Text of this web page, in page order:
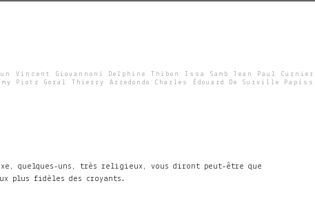
Vincent Giovannoni Delphine Thibon Issa Samb Jean Paul Curnier
Piotr Goral Thierry Arredondo Charles Édouard De Surville Papiss
quelques-uns, très religieux, vous diront peut-être que
plus fidèles des croyants.